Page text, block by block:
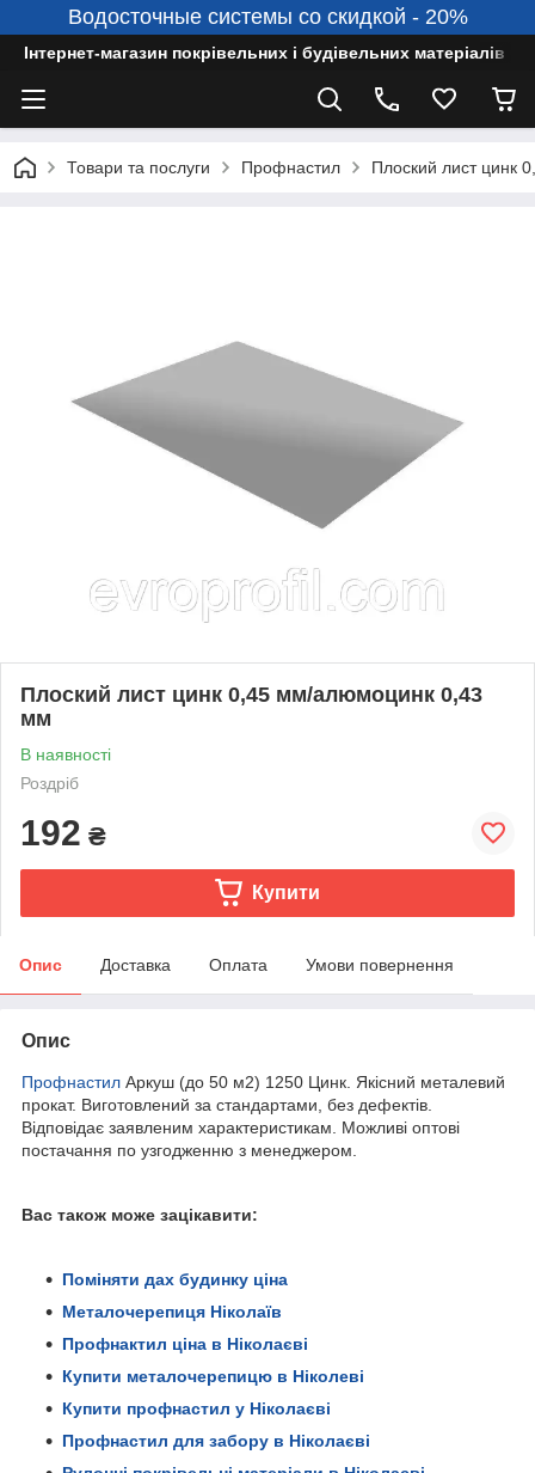
Водосточные системы со скидкой - 20%
Інтернет-магазин покрівельних і будівельних матеріалів
Товари та послуги Профнастил Плоский лист цинк
Плоский лист цинк 0,45 мм/алюмоцинк 0,43
мм
В наявності
Роздріб
192 ₴
Купити
Опис Доставка Оплата Умови повернення
Опис
Профнастил Аркуш (до 50 м2) 1250 Цинк. Якісний металевий
прокат. Виготовлений за стандартами, без дефектів.
Відповідає заявленим характеристикам. Можливі оптові
постачання по узгодженню з менеджером.
Вас також може зацікавити:
Поміняти дах будинку ціна
Металочерепиця Ніколаїв
Профнактил ціна в Ніколаєві
Купити металочерепицю в Ніколеві
Купити профнастил у Ніколаєві
Профнастил для забору в Ніколаєві